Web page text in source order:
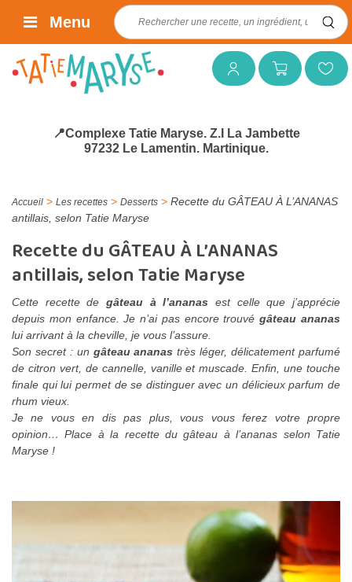
Mon compteMon panierMes favoris
Rechercher :
Menu
📍Complexe Tatie Maryse. Z.I La Jambette
97232 Le Lamentin. Martinique.
Accueil > Les recettes > Desserts > Recette du GÂTEAU À L’ANANAS
antillais, selon Tatie Maryse
Recette du GÂTEAU À L’ANANAS
antillais, selon Tatie Maryse
Cette recette de gâteau à l’ananas est celle que j’apprécie
depuis mon enfance. Je n’ai pas encore trouvégâteau ananas
lui arrivant à la cheville, je vous l’assure.
Son secret : un gâteau ananas très léger, délicatement parfumé
de citron vert, de cannelle, vanille et muscade. Enfin, une touche
finale qui lui permet de se distinguer avec un délicieux parfum de
rhum vieux.
Je ne vous en dis pas plus, vous vous ferez votre propre
opinion… Place à la recette du gâteau à l’ananas selon Tatie
Maryse !